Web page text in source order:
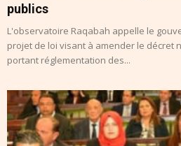
publics
L'observatoire Raqabah appelle le
projet de loi visant à amender le décret
portant réglementation des...